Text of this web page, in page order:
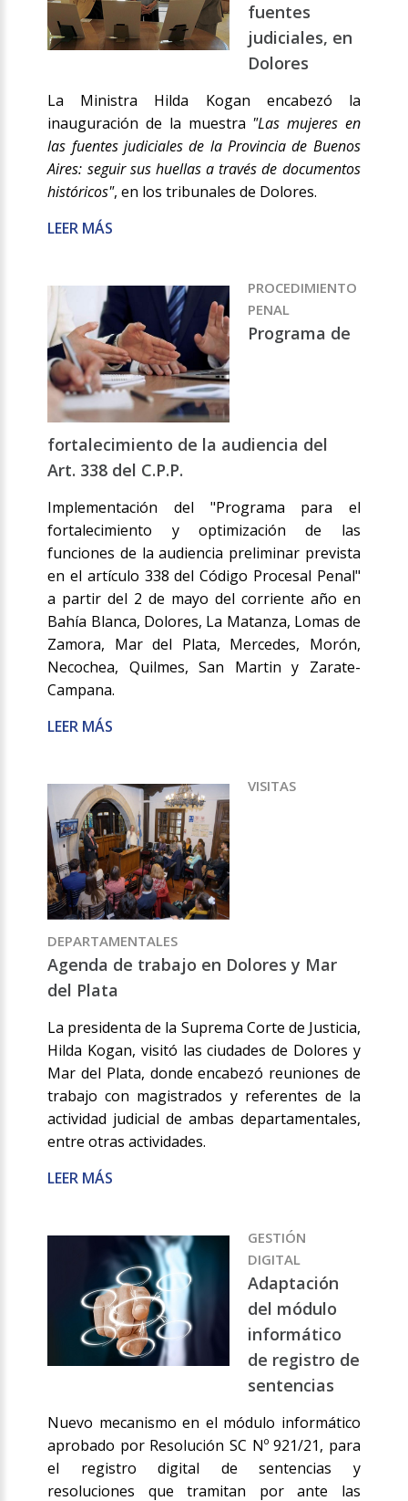
fuentes
judiciales, en
Dolores
La Ministra Hilda Kogan encabezó la
inauguración de la muestra "Las mujeres en
las fuentes judiciales de la Provincia de Buenos
Aires: seguir sus huellas a través de documentos
históricos", en los tribunales de Dolores.
LEER MÁS
PROCEDIMIENTO
PENAL
Programa de
fortalecimiento de la audiencia del
Art. 338 del C.P.P.
Implementación del "Programa para el
fortalecimiento y optimización de las
funciones de la audiencia preliminar prevista
en el artículo 338 del Código Procesal Penal"
a partir del 2 de mayo del corriente año en
Bahía Blanca, Dolores, La Matanza, Lomas de
Zamora, Mar del Plata, Mercedes, Morón,
Necochea, Quilmes, San Martin y Zarate-
Campana.
LEER MÁS
VISITAS
DEPARTAMENTALES
Agenda de trabajo en Dolores y Mar
del Plata
La presidenta de la Suprema Corte de Justicia,
Hilda Kogan, visitó las ciudades de Dolores y
Mar del Plata, donde encabezó reuniones de
trabajo con magistrados y referentes de la
actividad judicial de ambas departamentales,
entre otras actividades.
LEER MÁS
GESTIÓN
DIGITAL
Adaptación
del módulo
informático
de registro de
sentencias
Nuevo mecanismo en el módulo informático
aprobado por Resolución SC Nº 921/21, para
el registro digital de sentencias y
resoluciones que tramitan por ante las